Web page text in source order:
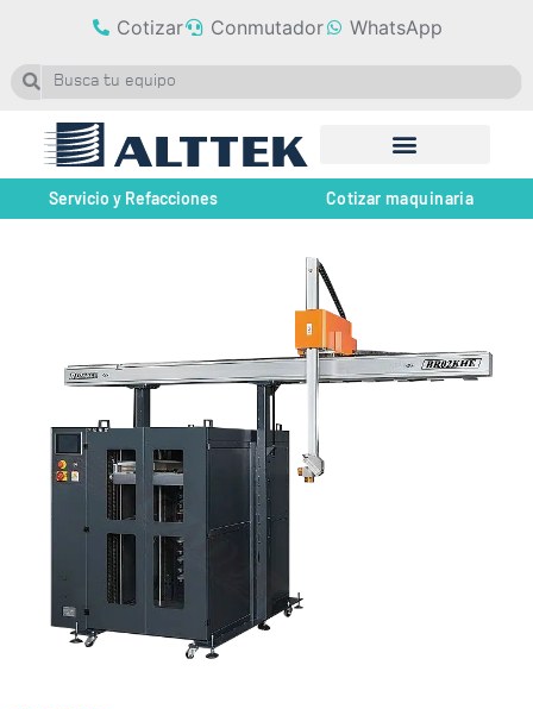
Cotizar Conmutador WhatsApp
Servicio y Refacciones Cotizar maquinaria